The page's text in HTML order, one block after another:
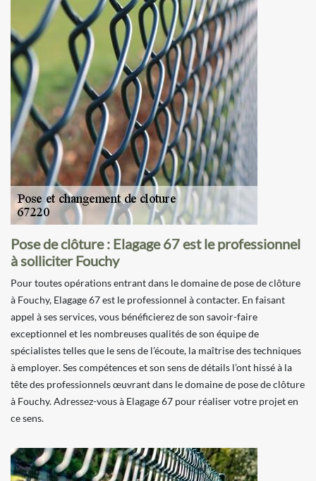
Pose de clôture : Elagage 67 est le professionnel
à solliciter Fouchy
Pour toutes opérations entrant dans le domaine de pose de clôture
à Fouchy, Elagage 67 est le professionnel à contacter. En faisant
appel à ses services, vous bénéficierez de son savoir-faire
exceptionnel et les nombreuses qualités de son équipe de
spécialistes telles que le sens de l’écoute, la maîtrise des techniques
à employer. Ses compétences et son sens de détails l’ont hissé à la
tête des professionnels œuvrant dans le domaine de pose de clôture
à Fouchy. Adressez-vous à Elagage 67 pour réaliser votre projet en
ce sens.